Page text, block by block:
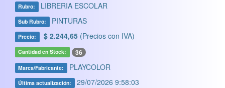
Rubro: LIBRERIA ESCOLAR
Sub Rubro: PINTURAS
Precio: $ 2.244,65 (Precios con IVA)
Cantidad en Stock: 36
Marca/Fabricante: PLAYCOLOR
Última actualización: 29/07/2026 9:58:03